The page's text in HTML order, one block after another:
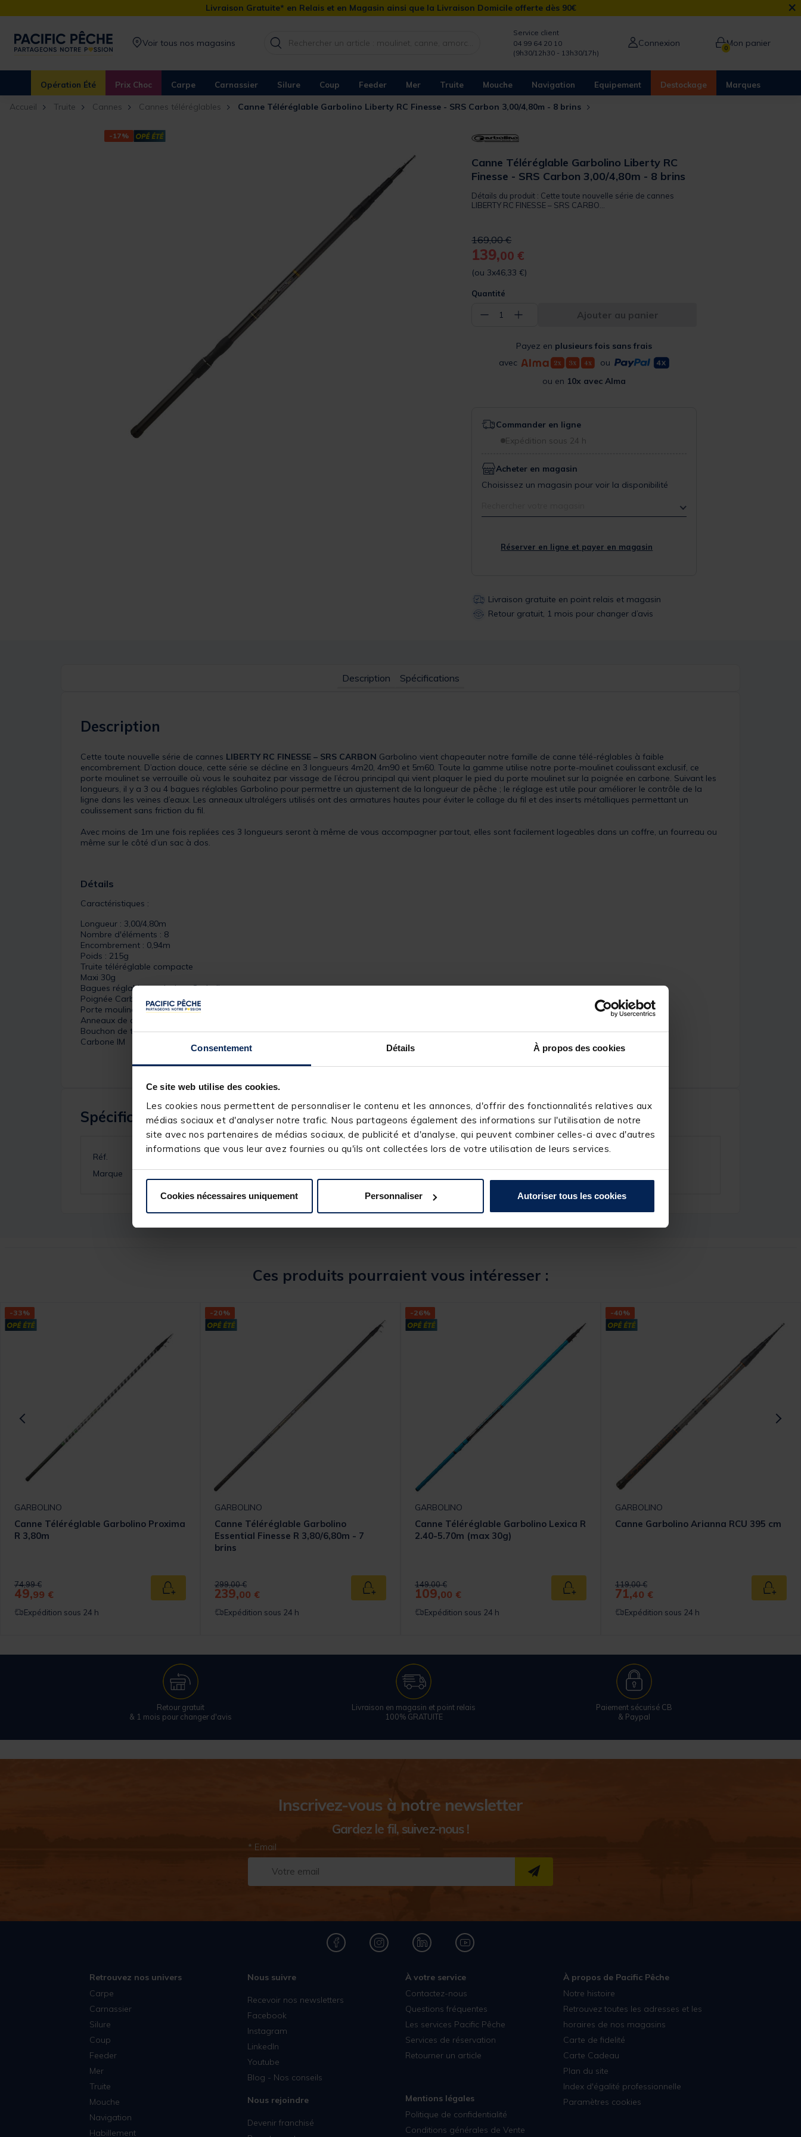
Consentement Détails À propos des cookies
Ce site web utilise des cookies.
Les cookies nous permettent de personnaliser le contenu et les annonces, d'offrir des fonctionnalités relatives aux
médias sociaux et d'analyser notre trafic. Nous partageons également des informations sur l'utilisation de notre
site avec nos partenaires de médias sociaux, de publicité et d'analyse, qui peuvent combiner celles-ci avec d'autres
informations que vous leur avez fournies ou qu'ils ont collectées lors de votre utilisation de leurs services.
Cookies nécessaires uniquement Personnaliser Autoriser tous les cookies
Livraison Gratuite* en Relais et en Magasin ainsi que la Livraison Domicile offerte dès 90€ ×
Voir tous nos magasins
Service client
04 99 64 20 10
(9h30/12h30 - 13h30/17h)
Connexion 0Mon panier
Opération Été Prix Choc Carpe Carnassier Silure Coup Feeder Mer Truite Mouche Navigation Equipement Destockage Marques
Accueil Truite Cannes Cannes téléréglables Canne Téléréglable Garbolino Liberty RC Finesse - SRS Carbon 3,00/4,80m - 8 brins
-17%
Canne Téléréglable Garbolino Liberty RC
Finesse - SRS Carbon 3,00/4,80m - 8 brins
Détails du produit : Cette toute nouvelle série de cannes
LIBERTY RC FINESSE – SRS CARBO...
Price reduced from
169,00 €to
139,00 €
(ou 3x46,33 €)
Quantité
− 1 + Ajouter au panier
Payez en plusieurs fois sans frais
avec
ou
ou en 10x avec Alma
Commander en ligne
Expédition sous 24 h
Acheter en magasin
Choisissez un magasin pour voir la disponibilité
Réserver en ligne et payer en magasin
Livraison gratuite en point relais et magasin
Retour gratuit, 1 mois pour changer d’avis
Description Spécifications
Description
Cette toute nouvelle série de cannes LIBERTY RC FINESSE – SRS CARBON Garbolino vient chapeauter notre famille de canne télé-réglables à faible
encombrement. D’action douce, cette série se décline en 3 longueurs 4m20, 4m90 et 5m60. Toute la gamme utilise notre porte-moulinet coulissant exclusif, ce
porte moulinet se verrouille où vous le souhaitez par vissage de l’écrou principal qui vient plaquer le pied du porte moulinet sur la poignée en carbone. Suivant les
longueurs, il y a 3 ou 4 bagues réglables Garbolino pour permettre un ajustement de la longueur de pêche ; le réglage est utile pour améliorer le contrôle de la
ligne dans les veines d’eaux. Les anneaux ultralégers utilisés ont des armatures hautes pour éviter le collage du fil et des inserts métalliques permettant un
coulissement sans friction du fil.
Avec moins de 1m une fois repliées ces 3 longueurs seront à même de vous accompagner partout, elles sont facilement logeables dans un coffre, un fourreau ou
même sur le côté d’un sac à dos.
Détails
Caractéristiques :
Longueur : 3,00/4,80m
Nombre d'éléments : 8
Encombrement : 0,94m
Poids : 215g
Truite téléréglable compacte
Maxi 30g
Bagues réglables exclusives Garbolino
Poignée Carbone
Porte moulinet coulissant réglable Garbolino
Anneaux de corps G-LIGHT Ultraléger – Anneaux de pointe céramique
Bouchon de talon à vis métal
Carbone IM
Spécifications
Réf.
Marque
GARBOLINO
Ces produits pourraient vous intéresser :
panier
-33%
GARBOLINO
Canne Téléréglable Garbolino Proxima
R 3,80m
Price reduced from
74,99 €to
49,99 € Ajouter au panier
Expédition sous 24 h
-20%
GARBOLINO
Canne Téléréglable Garbolino
Essential Finesse R 3,80/6,80m - 7
brins
Price reduced from
299,00 €to
239,00 € Ajouter au panier
Expédition sous 24 h
-26%
GARBOLINO
Canne Téléréglable Garbolino Lexica R
2.40-5.70m (max 30g)
Price reduced from
149,00 €to
109,00 € Ajouter au panier
Expédition sous 24 h
-40%
GARBOLINO
Canne Garbolino Arianna RCU 395 cm
Price reduced from
119,00 €to
71,40 € Ajouter
Expédition sous 24 h
Retour gratuit
& 1 mois pour changer d'avis
Livraison en magasin et point relais
100% GRATUITE
Paiement sécurisé CB
& Paypal
Inscrivez-vous à notre newsletter
Gardez le fil, suivez-nous !
* Email
S''INSCRIRE
Retrouvez nos univers
Carpe
Carnassier
Silure
Coup
Feeder
Mer
Truite
Mouche
Navigation
Habillement
Nous suivre
Recevoir nos newsletters
Facebook
Instagram
LinkedIn
Youtube
Blog - Nos conseils
Nous rejoindre
Devenir franchisé
À votre service
Contactez-nous
Questions fréquentes
Les services Pacific Pêche
Services de réservation
Retourner un article
Mentions légales
Politique de confidentialité
Conditions générales de Vente
À propos de Pacific Pêche
Notre histoire
Retrouvez toutes les adresses et les
horaires de nos magasins
Carte de fidelité
Carte Cadeau
Plan du site
Index d'égalité professionnelle
Paramètres cookies